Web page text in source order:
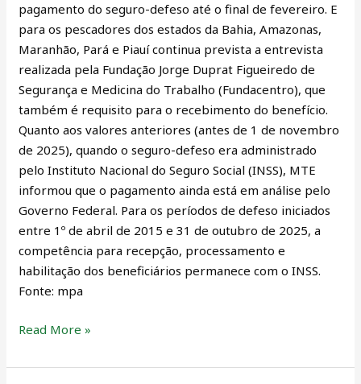
pagamento do seguro-defeso até o final de fevereiro. E
para os pescadores dos estados da Bahia, Amazonas,
Maranhão, Pará e Piauí continua prevista a entrevista
realizada pela Fundação Jorge Duprat Figueiredo de
Segurança e Medicina do Trabalho (Fundacentro), que
também é requisito para o recebimento do benefício.
Quanto aos valores anteriores (antes de 1 de novembro
de 2025), quando o seguro-defeso era administrado
pelo Instituto Nacional do Seguro Social (INSS), MTE
informou que o pagamento ainda está em análise pelo
Governo Federal. Para os períodos de defeso iniciados
entre 1º de abril de 2015 e 31 de outubro de 2025, a
competência para recepção, processamento e
habilitação dos beneficiários permanece com o INSS.
Fonte: mpa
Read More »